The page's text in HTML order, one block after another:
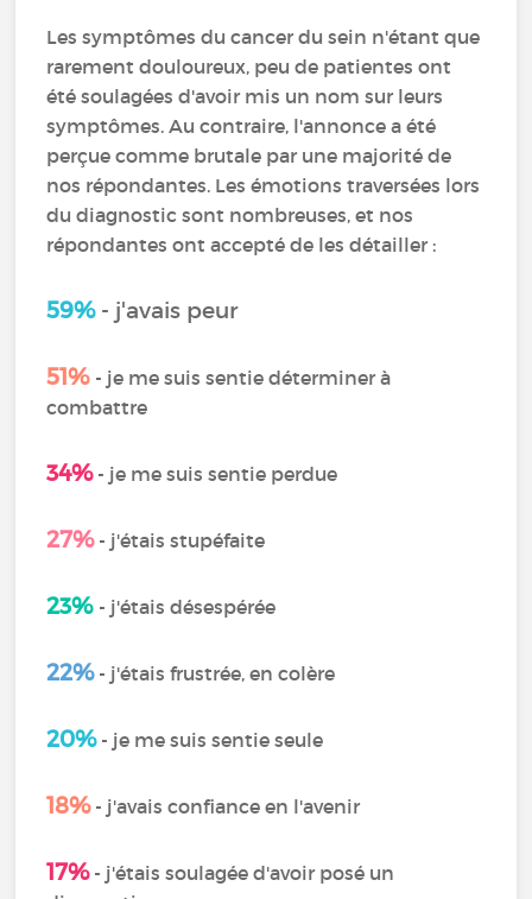
Les symptômes du cancer du sein n'étant que
rarement douloureux, peu de patientes ont
été soulagées d'avoir mis un nom sur leurs
symptômes. Au contraire, l'annonce a été
perçue comme brutale par une majorité de
nos répondantes. Les émotions traversées lors
du diagnostic sont nombreuses, et nos
répondantes ont accepté de les détailler :
59%- j'avais peur
51% - je me suis sentie déterminer à
combattre
34%- je me suis sentie perdue
27%- j'étais stupéfaite
23% - j'étais désespérée
22%- j'étais frustrée, en colère
20%- je me suis sentie seule
18%- j'avais confiance en l'avenir
17%- j'étais soulagée d'avoir posé un